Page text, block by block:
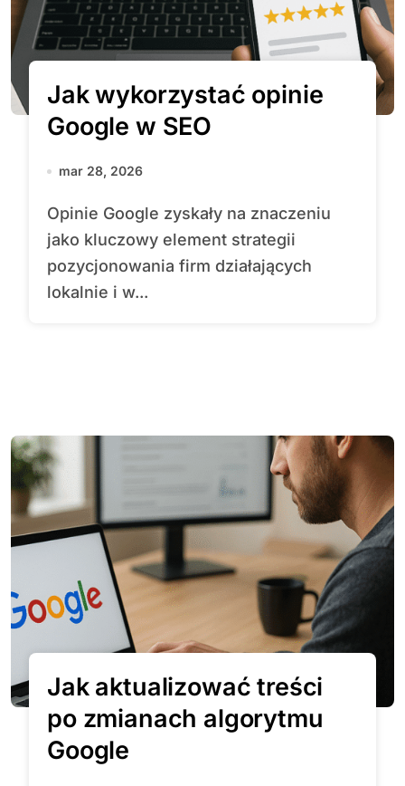
Jak wykorzystać opinie
Google w SEO
mar 28, 2026
Opinie Google zyskały na znaczeniu
jako kluczowy element strategii
pozycjonowania firm działających
lokalnie i w...
Jak aktualizować treści
po zmianach algorytmu
Google